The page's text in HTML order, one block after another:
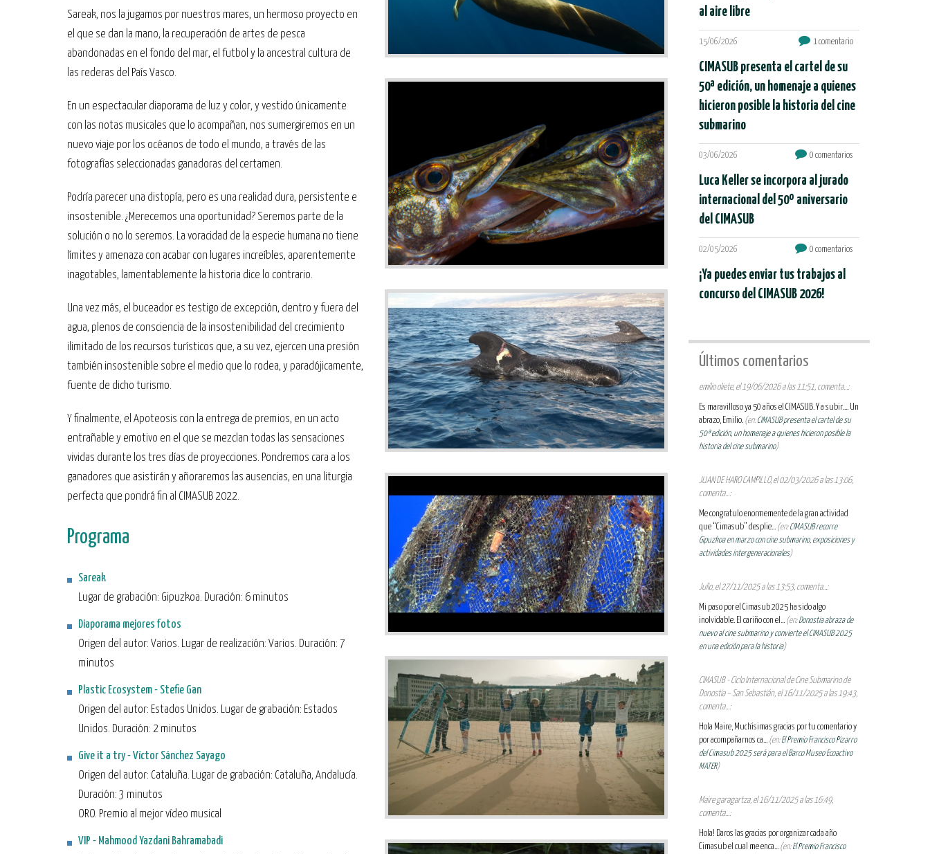
Sareak, nos la jugamos por nuestros mares, un hermoso proyecto en
el que se dan la mano, la recuperación de artes de pesca
abandonadas en el fondo del mar, el futbol y la ancestral cultura de
las rederas del País Vasco.
En un espectacular diaporama de luz y color, y vestido únicamente
con las notas musicales que lo acompañan, nos sumergiremos en un
nuevo viaje por los océanos de todo el mundo, a través de las
fotografías seleccionadas ganadoras del certamen.
Podría parecer una distopía, pero es una realidad dura, persistente e
insostenible. ¿Merecemos una oportunidad? Seremos parte de la
solución o no lo seremos. La voracidad de la especie humana no tiene
límites y amenaza con acabar con lugares increíbles, aparentemente
inagotables, lamentablemente la historia dice lo contrario.
Una vez más, el buceador es testigo de excepción, dentro y fuera del
agua, plenos de consciencia de la insostenibilidad del crecimiento
ilimitado de los recursos turísticos que, a su vez, ejercen una presión
también insostenible sobre el medio que lo rodea, y paradójicamente,
fuente de dicho turismo.
Y finalmente, el Apoteosis con la entrega de premios, en un acto
entrañable y emotivo en el que se mezclan todas las sensaciones
vividas durante los tres días de proyecciones. Pondremos cara a los
ganadores que asistirán y añoraremos las ausencias, en una liturgia
perfecta que pondrá fin al CIMASUB 2022.
Programa
Sareak
Lugar de grabación: Gipuzkoa. Duración: 6 minutos
Diaporama mejores fotos
Origen del autor: Varios. Lugar de realización: Varios. Duración: 7
minutos
Plastic Ecosystem - Stefie Gan
Origen del autor: Estados Unidos. Lugar de grabación: Estados
Unidos. Duración: 2 minutos
Give it a try - Víctor Sánchez Sayago
Origen del autor: Cataluña. Lugar de grabación: Cataluña, Andalucía.
Duración: 3 minutos
ORO. Premio al mejor vídeo musical
VIP - Mahmood Yazdani Bahramabadi
al aire libre
15/06/2026 1 comentario
CIMASUB presenta el cartel de su
50ª edición, un homenaje a quienes
hicieron posible la historia del cine
submarino
03/06/2026 0 comentarios
Luca Keller se incorpora al jurado
internacional del 50º aniversario
del CIMASUB
02/05/2026 0 comentarios
¡Ya puedes enviar tus trabajos al
concurso del CIMASUB 2026!
Últimos comentarios
emilio oliete, el 19/06/2026 a las 11:51, comenta...:
Es maravilloso ya 50 años el CIMASUB. Y a subir.... Un
abrazo, Emilio. (en:CIMASUB presenta el cartel de su
50ª edición, un homenaje a quienes hicieron posible la
historia del cine submarino)
JUAN DE HARO CAMPILLO, el 02/03/2026 a las 13:06,
comenta...:
Me congratulo enormemente de la gran actividad
que “Cimasub” desplie... (en:CIMASUB recorre
Gipuzkoa en marzo con cine submarino, exposiciones y
actividades intergeneracionales)
Julio, el 27/11/2025 a las 13:53, comenta...:
Mi paso por el Cimasub 2025 ha sido algo
inolvidable. El cariño con el... (en:Donostia abraza de
nuevo al cine submarino y convierte el CIMASUB 2025
en una edición para la historia)
CIMASUB - Ciclo Internacional de Cine Submarino de
Donostia – San Sebastián, el 16/11/2025 a las 19:43,
comenta...:
Hola Maire, Muchísimas gracias por tu comentario y
por acompañarnos ca... (en:El Premio Francisco Pizarro
del Cimasub 2025 será para el Barco Museo Ecoactivo
MATER)
Maire garagartza, el 16/11/2025 a las 16:49,
comenta...:
Hola! Daros las gracias por organizar cada año
Cimasub el cual me enca... (en:El Premio Francisco